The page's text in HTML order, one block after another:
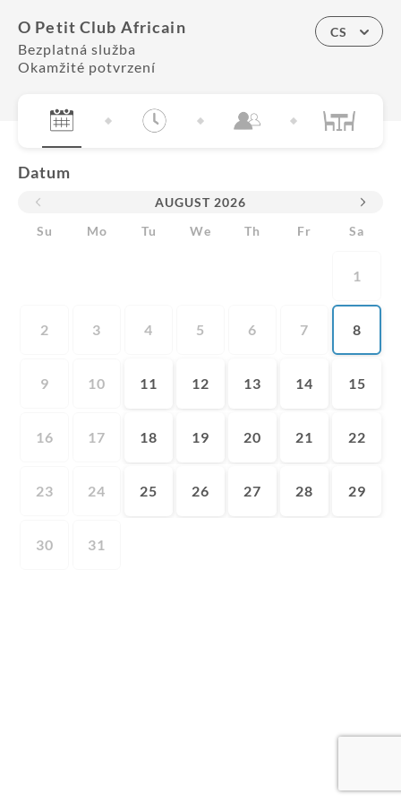
O Petit Club Africain
Bezplatná služba
Okamžité potvrzení
CS
Datum
AUGUST 2026
Su
Mo Tu We Th Fr Sa
1
2 3 4 5 6 7 8
9 10 11 12 13 14 15
16 17 18 19 20 21 22
23 24 25 26 27 28 29
30 31